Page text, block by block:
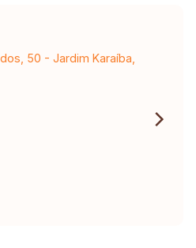
50 - Jardim Karaíba,